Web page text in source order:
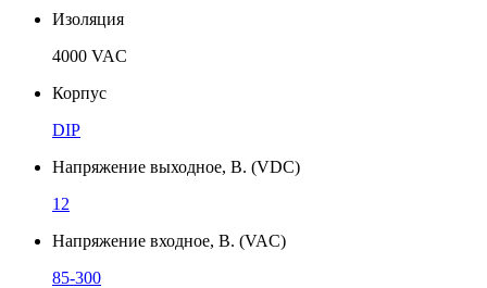
Изоляция
4000 VAC
Корпус
DIP
Напряжение выходное, В. (VDC)
12
Напряжение входное, В. (VAC)
85-300